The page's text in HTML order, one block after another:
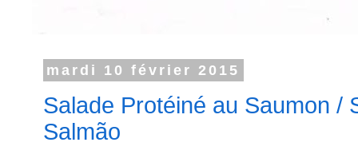
mardi 10 février 2015
Salade Protéiné au Saumon /
Salmão